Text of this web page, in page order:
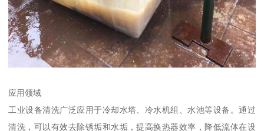
应用领域
工业设备清洗广泛应用于冷却水塔、冷水机组、水池等设备。通过
清洗，可以有效去除锈垢和水垢，提高换热器效率，降低流体在设